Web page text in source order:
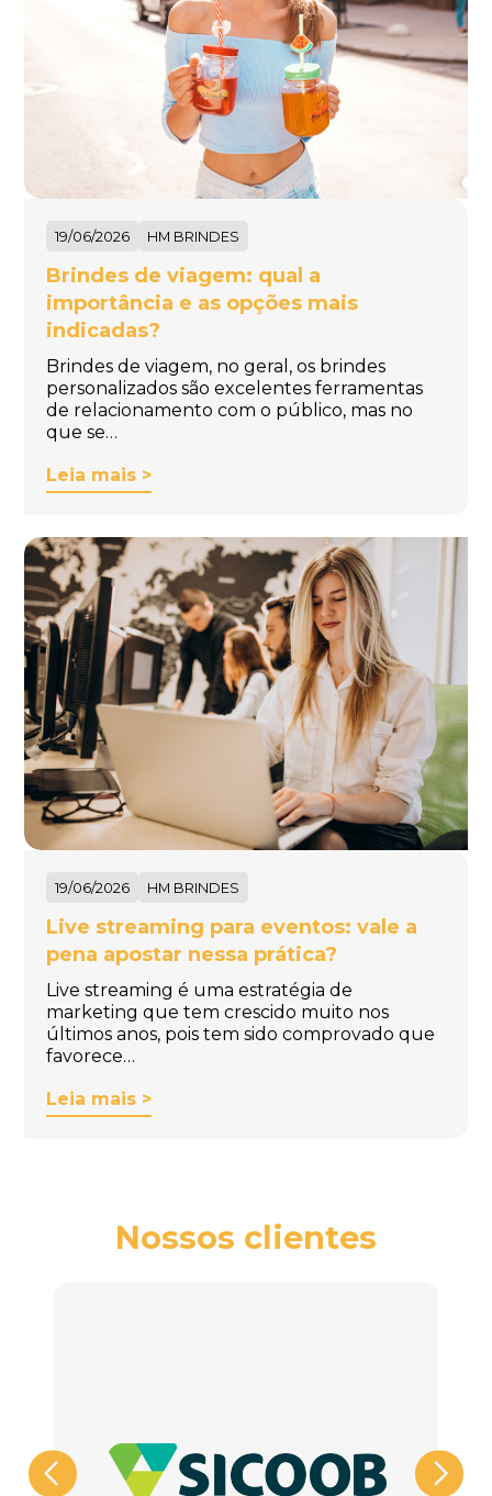
19/06/2026 HM BRINDES
Brindes de viagem: qual a
importância e as opções mais
indicadas?
Brindes de viagem, no geral, os brindes
personalizados são excelentes ferramentas
de relacionamento com o público, mas no
que se…
Leia mais >
19/06/2026 HM BRINDES
Live streaming para eventos: vale a
pena apostar nessa prática?
Live streaming é uma estratégia de
marketing que tem crescido muito nos
últimos anos, pois tem sido comprovado que
favorece…
Leia mais >
Nossos clientes